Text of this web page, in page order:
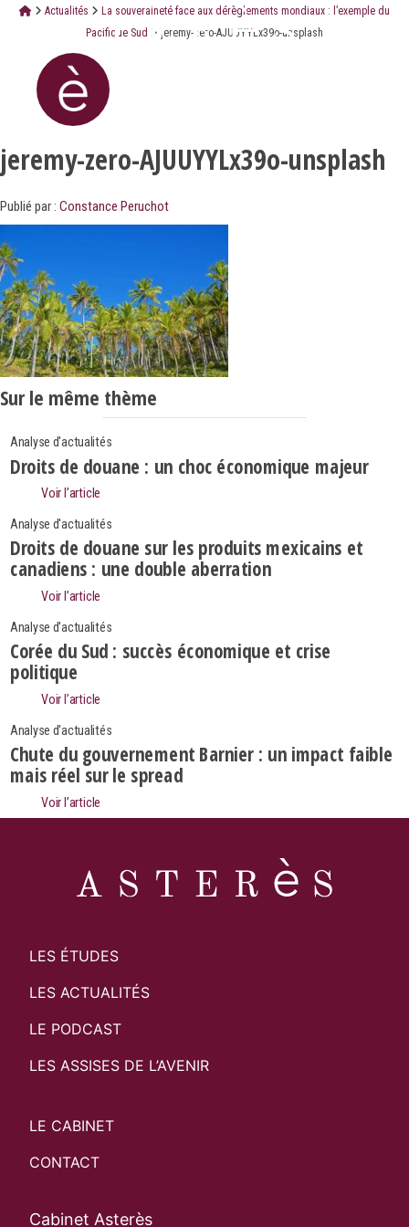
Actualités
La souveraineté face aux dérèglements mondiaux : l’exemple du
Pacifique Sud
jeremy-zero-AJUUYYLx39o-unsplash
jeremy-zero-AJUUYYLx39o-unsplash
Publié par : Constance Peruchot
Sur le même thème
Analyse d'actualités
Droits de douane : un choc économique majeur
Voir l’article
Analyse d'actualités
Droits de douane sur les produits mexicains et
canadiens : une double aberration
Voir l’article
Analyse d'actualités
Corée du Sud : succès économique et crise
politique
Voir l’article
Analyse d'actualités
Chute du gouvernement Barnier : un impact faible
mais réel sur le spread
Voir l’article
LES ÉTUDES
LES ACTUALITÉS
LE PODCAST
LES ASSISES DE L’AVENIR
LE CABINET
CONTACT
Cabinet Asterès
Search
Rechercher